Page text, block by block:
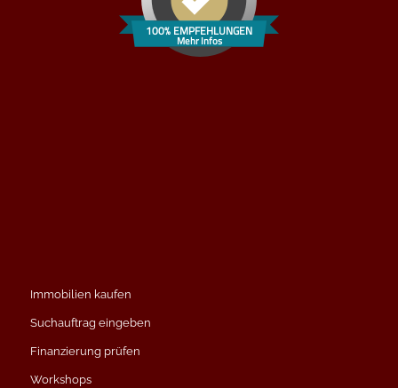
100% EMPFEHLUNGEN
Mehr Infos
Immobilien kaufen
Suchauftrag eingeben
Finanzierung prüfen
Workshops